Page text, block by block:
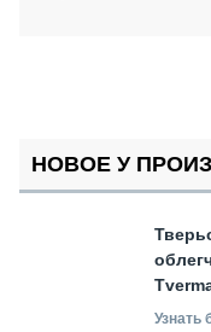
НОВОЕ У
Узнать